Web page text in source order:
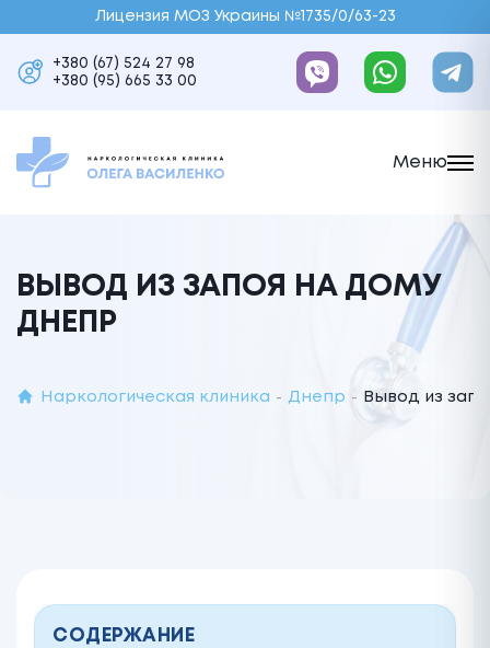
Лицензия МОЗ Украины №1735/0/63-23
+380 (67) 524 27 98
+380 (95) 665 33 00
Меню
ВЫВОД ИЗ ЗАПОЯ НА ДОМУ
ДНЕПР
Наркологическая клиника - Днепр - Вывод из
СОДЕРЖАНИЕ